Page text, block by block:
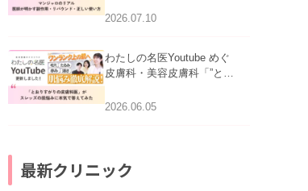
医師が明かす副作用・リバ
2026.07.10
わたしの名医Youtube めぐ
皮膚科・美容皮膚科「”とお
ッズの肌悩みに本気で答え
2026.06.05
最新クリニック